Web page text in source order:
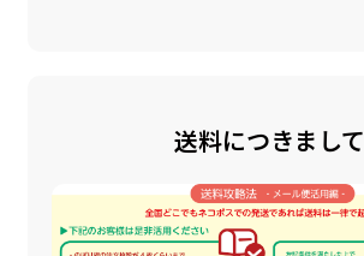
送料につきまして